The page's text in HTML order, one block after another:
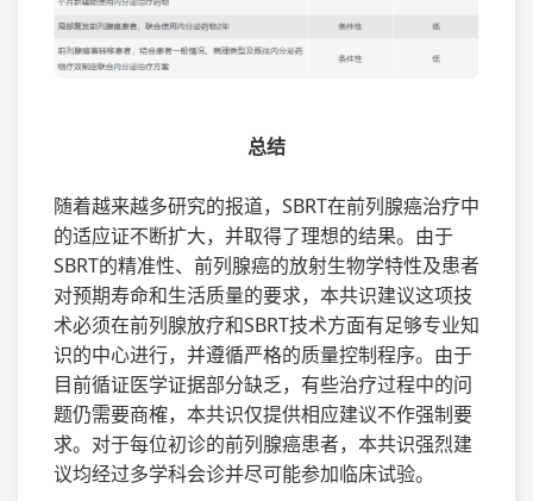
总结
随着越来越多研究的报道，SBRT在前列腺癌治疗中
的适应证不断扩大，并取得了理想的结果。由于
SBRT的精准性、前列腺癌的放射生物学特性及患者
对预期寿命和生活质量的要求，本共识建议这项技
术必须在前列腺放疗和SBRT技术方面有足够专业知
识的中心进行，并遵循严格的质量控制程序。由于
目前循证医学证据部分缺乏，有些治疗过程中的问
题仍需要商榷，本共识仅提供相应建议不作强制要
求。对于每位初诊的前列腺癌患者，本共识强烈建
议均经过多学科会诊并尽可能参加临床试验。